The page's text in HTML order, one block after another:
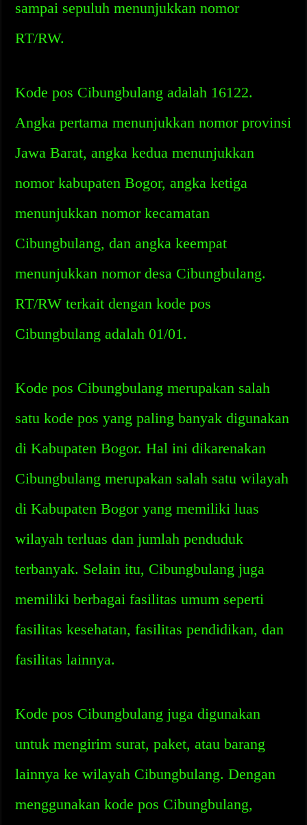
sampai sepuluh menunjukkan nomor
RT/RW.
Kode pos Cibungbulang adalah 16122.
Angka pertama menunjukkan nomor provinsi
Jawa Barat, angka kedua menunjukkan
nomor kabupaten Bogor, angka ketiga
menunjukkan nomor kecamatan
Cibungbulang, dan angka keempat
menunjukkan nomor desa Cibungbulang.
RT/RW terkait dengan kode pos
Cibungbulang adalah 01/01.
Kode pos Cibungbulang merupakan salah
satu kode pos yang paling banyak digunakan
di Kabupaten Bogor. Hal ini dikarenakan
Cibungbulang merupakan salah satu wilayah
di Kabupaten Bogor yang memiliki luas
wilayah terluas dan jumlah penduduk
terbanyak. Selain itu, Cibungbulang juga
memiliki berbagai fasilitas umum seperti
fasilitas kesehatan, fasilitas pendidikan, dan
fasilitas lainnya.
Kode pos Cibungbulang juga digunakan
untuk mengirim surat, paket, atau barang
lainnya ke wilayah Cibungbulang. Dengan
menggunakan kode pos Cibungbulang,